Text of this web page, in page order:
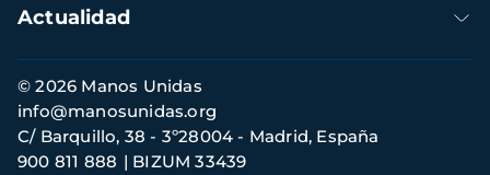
Actualidad
Información
de
contacto
© 2026 Manos Unidas
C/ Barquillo, 38 - 3º28004 - Madrid, España
900 811 888
BIZUM 33439
info@manosunidas.org